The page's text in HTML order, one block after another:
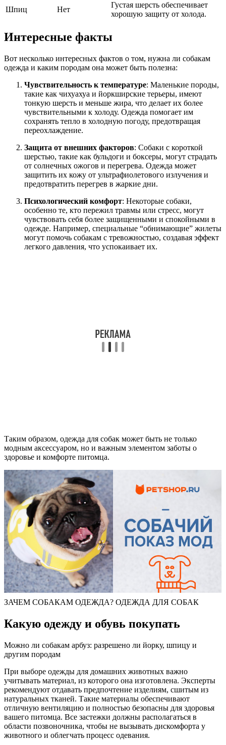
Шпиц
Нет
Густая шерсть обеспечивает
хорошую защиту от холода.
Интересные факты
Вот несколько интересных фактов о том, нужна ли собакам
одежда и каким породам она может быть полезна:
Чувствительность к температуре: Маленькие породы,
такие как чихуахуа и йоркширские терьеры, имеют
тонкую шерсть и меньше жира, что делает их более
чувствительными к холоду. Одежда помогает им
сохранять тепло в холодную погоду, предотвращая
переохлаждение.
Защита от внешних факторов: Собаки с короткой
шерстью, такие как бульдоги и боксеры, могут страдать
от солнечных ожогов и перегрева. Одежда может
защитить их кожу от ультрафиолетового излучения и
предотвратить перегрев в жаркие дни.
Психологический комфорт: Некоторые собаки,
особенно те, кто пережил травмы или стресс, могут
чувствовать себя более защищенными и спокойными в
одежде. Например, специальные “обнимающие” жилеты
могут помочь собакам с тревожностью, создавая эффект
легкого давления, что успокаивает их.
Таким образом, одежда для собак может быть не только
модным аксессуаром, но и важным элементом заботы о
здоровье и комфорте питомца.
ЗАЧЕМ СОБАКАМ ОДЕЖДА? ОДЕЖДА ДЛЯ СОБАК
Какую одежду и обувь покупать
Можно ли собакам арбуз: разрешено ли йорку, шпицу и
другим породам
При выборе одежды для домашних животных важно
учитывать материал, из которого она изготовлена. Эксперты
рекомендуют отдавать предпочтение изделиям, сшитым из
натуральных тканей. Такие материалы обеспечивают
отличную вентиляцию и полностью безопасны для здоровья
вашего питомца. Все застежки должны располагаться в
области позвоночника, чтобы не вызывать дискомфорта у
животного и облегчать процесс одевания.